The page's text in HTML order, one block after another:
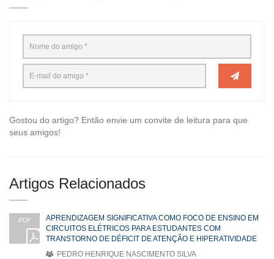
Gostou do artigo? Então envie um convite de leitura para que
seus amigos!
Artigos Relacionados
PDF
APRENDIZAGEM SIGNIFICATIVA COMO FOCO DE ENSINO EM
CIRCUITOS ELÉTRICOS PARA ESTUDANTES COM
TRANSTORNO DE DÉFICIT DE ATENÇÃO E HIPERATIVIDADE
PEDRO HENRIQUE NASCIMENTO SILVA